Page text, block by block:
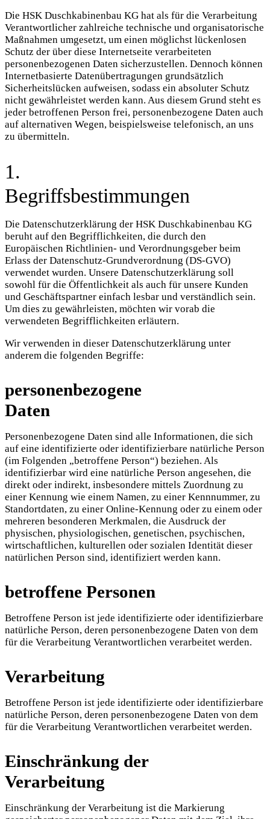
Die HSK Duschkabinenbau KG hat als für die Verarbeitung
Verantwortlicher zahlreiche technische und organisatorische
Maßnahmen umgesetzt, um einen möglichst lückenlosen
Schutz der über diese Internetseite verarbeiteten
personenbezogenen Daten sicherzustellen. Dennoch können
Internetbasierte Datenübertragungen grundsätzlich
Sicherheitslücken aufweisen, sodass ein absoluter Schutz
nicht gewährleistet werden kann. Aus diesem Grund steht es
jeder betroffenen Person frei, personenbezogene Daten auch
auf alternativen Wegen, beispielsweise telefonisch, an uns
zu übermitteln.
1.
Begriffsbestimmungen
Die Datenschutzerklärung der HSK Duschkabinenbau KG
beruht auf den Begrifflichkeiten, die durch den
Europäischen Richtlinien- und Verordnungsgeber beim
Erlass der Datenschutz-Grundverordnung (DS-GVO)
verwendet wurden. Unsere Datenschutzerklärung soll
sowohl für die Öffentlichkeit als auch für unsere Kunden
und Geschäftspartner einfach lesbar und verständlich sein.
Um dies zu gewährleisten, möchten wir vorab die
verwendeten Begrifflichkeiten erläutern.
Wir verwenden in dieser Datenschutzerklärung unter
anderem die folgenden Begriffe:
personenbezogene
Daten
Personenbezogene Daten sind alle Informationen, die sich
auf eine identifizierte oder identifizierbare natürliche Person
(im Folgenden „betroffene Person“) beziehen. Als
identifizierbar wird eine natürliche Person angesehen, die
direkt oder indirekt, insbesondere mittels Zuordnung zu
einer Kennung wie einem Namen, zu einer Kennnummer, zu
Standortdaten, zu einer Online-Kennung oder zu einem oder
mehreren besonderen Merkmalen, die Ausdruck der
physischen, physiologischen, genetischen, psychischen,
wirtschaftlichen, kulturellen oder sozialen Identität dieser
natürlichen Person sind, identifiziert werden kann.
betroffene Personen
Betroffene Person ist jede identifizierte oder identifizierbare
natürliche Person, deren personenbezogene Daten von dem
für die Verarbeitung Verantwortlichen verarbeitet werden.
Verarbeitung
Betroffene Person ist jede identifizierte oder identifizierbare
natürliche Person, deren personenbezogene Daten von dem
für die Verarbeitung Verantwortlichen verarbeitet werden.
Einschränkung der
Verarbeitung
Einschränkung der Verarbeitung ist die Markierung